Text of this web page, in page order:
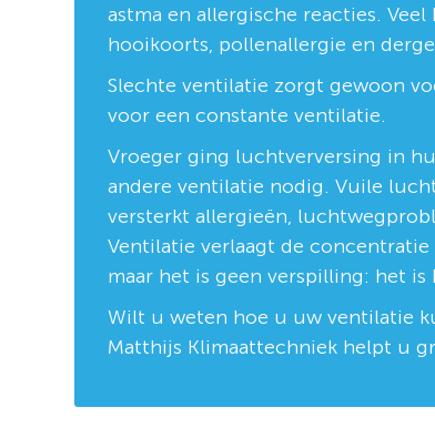
astma en allergische reacties.
hooikoorts, pollenallergie en
Slechte ventilatie zorgt gewoon
voor een constante ventilatie.
Vroeger ging luchtverversing in
andere ventilatie nodig. Vuile
versterkt allergieën,
Ventilatie verlaagt de
maar het is geen verspilling: het
Wilt u weten hoe u uw ventilatie
Matthijs Klimaattechniek helpt u